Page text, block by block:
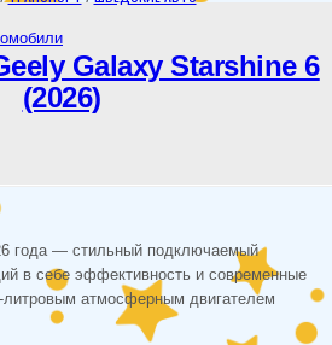
Galaxy Starshine 6
(2026)
года — стильный подключаемый
в себе эффективность и современные
атмосферным двигателем